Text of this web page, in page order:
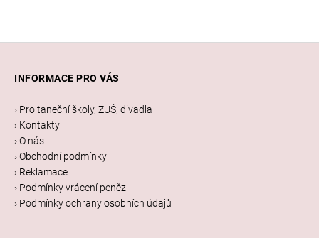
INFORMACE PRO VÁS
› Pro taneční školy, ZUŠ, divadla
› Kontakty
› O nás
› Obchodní podmínky
› Reklamace
› Podmínky vrácení peněz
› Podmínky ochrany osobních údajů